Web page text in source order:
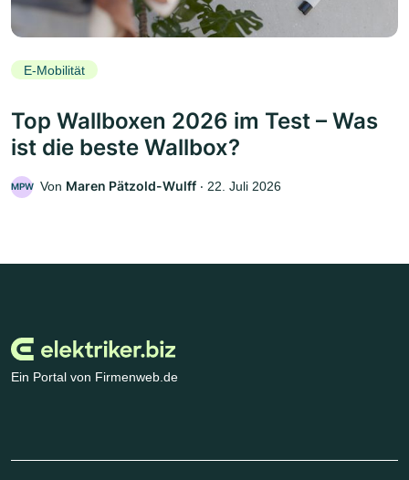
E-Mobilität
Top Wallboxen 2026 im Test – Was
ist die beste Wallbox?
MPW Von Maren Pätzold-Wulff ‧ 22. Juli 2026
Ein Portal von Firmenweb.de